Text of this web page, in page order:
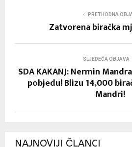
PRETHODNA
Zatvorena biračka
SLJEDEĆA OBJAVA
SDA KAKANJ: Nermin
pobjedu! Blizu 14,000
Mandri!
NAJNOVIJI ČLANCI